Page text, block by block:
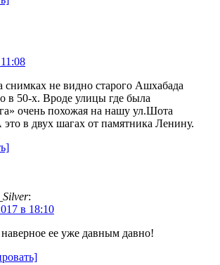
снимках не видно старого Ашхабада
в 50-х. Вроде улицы где была
очень похожая на нашу ул.Шота
это в двух шагах от памятника Ленину.
:
в 18:10
ее уже давным давно!